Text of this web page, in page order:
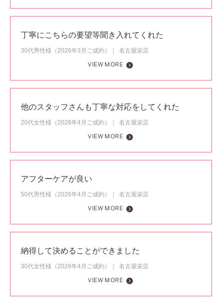
丁寧にこちらの要望等聞き入れてくれた
30代男性様（2026年3月ご成約）
名古屋栄店
VIEW MORE
他のスタッフさんも丁寧な対応をしてくれた
20代女性様（2026年4月ご成約）
名古屋栄店
VIEW MORE
アフターケアが良い
50代男性様（2026年4月ご成約）
名古屋栄店
VIEW MORE
納得して決めることができました
30代女性様（2026年4月ご成約）
名古屋栄店
VIEW MORE